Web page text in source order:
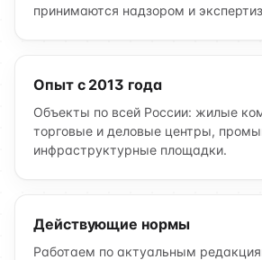
принимаются надзором и
Опыт с 2013 года
Объекты по всей России: жилые
торговые и деловые центры,
инфраструктурные площадки.
Действующие нормы
Работаем по актуальным